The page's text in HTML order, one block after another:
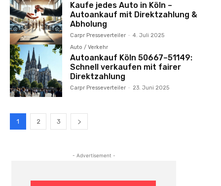
Kaufe jedes Auto in Köln –
Autoankauf mit Direktzahlung &
Abholung
Carpr Presseverteiler - 4. Juli 2025
Auto / Verkehr
Autoankauf Köln 50667–51149:
Schnell verkaufen mit fairer
Direktzahlung
Carpr Presseverteiler - 23. Juni 2025
1 2 3
- Advertisement -